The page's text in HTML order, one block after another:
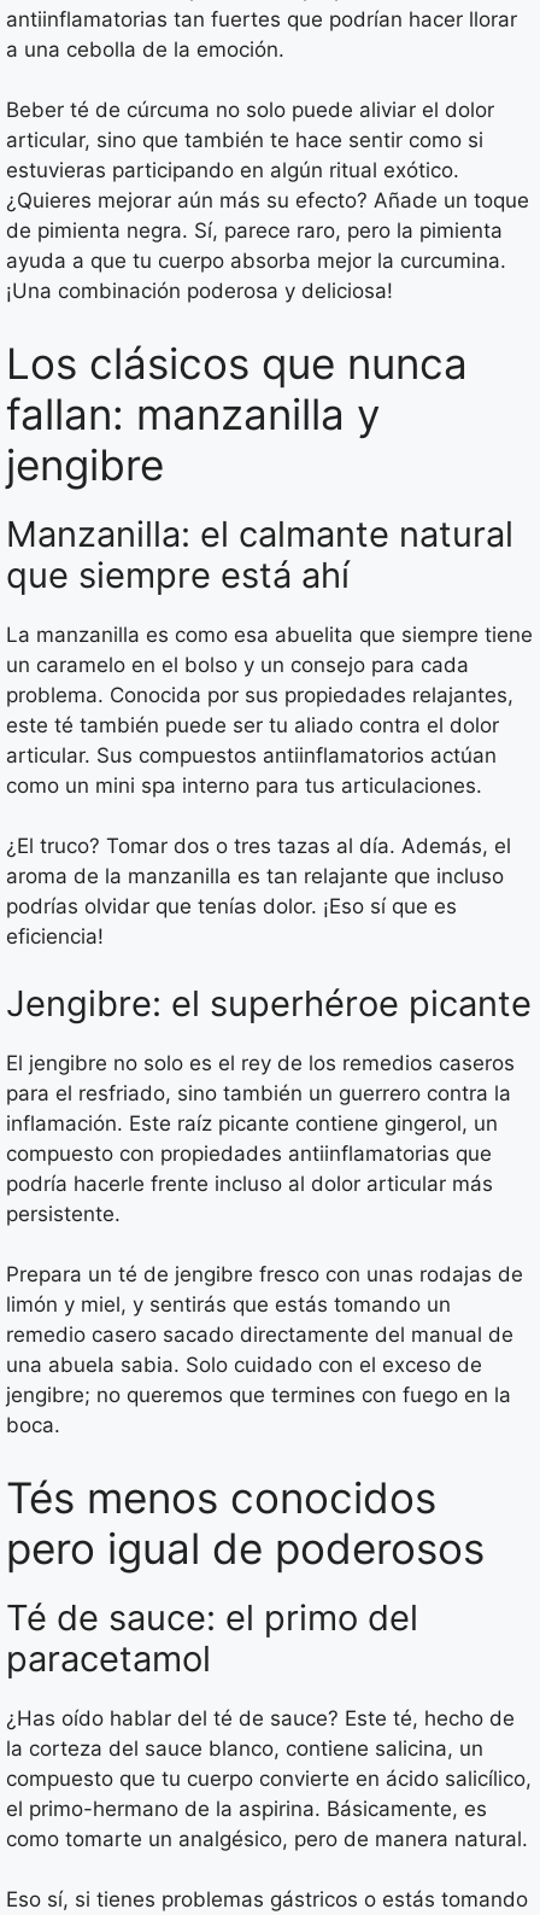
antiinflamatorias tan fuertes que podrían hacer llorar
a una cebolla de la emoción.
Beber té de cúrcuma no solo puede aliviar el dolor
articular, sino que también te hace sentir como si
estuvieras participando en algún ritual exótico.
¿Quieres mejorar aún más su efecto? Añade un toque
de pimienta negra. Sí, parece raro, pero la pimienta
ayuda a que tu cuerpo absorba mejor la curcumina.
¡Una combinación poderosa y deliciosa!
Los clásicos que nunca
fallan: manzanilla y
jengibre
Manzanilla: el calmante natural
que siempre está ahí
La manzanilla es como esa abuelita que siempre tiene
un caramelo en el bolso y un consejo para cada
problema. Conocida por sus propiedades relajantes,
este té también puede ser tu aliado contra el dolor
articular. Sus compuestos antiinflamatorios actúan
como un mini spa interno para tus articulaciones.
¿El truco? Tomar dos o tres tazas al día. Además, el
aroma de la manzanilla es tan relajante que incluso
podrías olvidar que tenías dolor. ¡Eso sí que es
eficiencia!
Jengibre: el superhéroe picante
El jengibre no solo es el rey de los remedios caseros
para el resfriado, sino también un guerrero contra la
inflamación. Este raíz picante contiene gingerol, un
compuesto con propiedades antiinflamatorias que
podría hacerle frente incluso al dolor articular más
persistente.
Prepara un té de jengibre fresco con unas rodajas de
limón y miel, y sentirás que estás tomando un
remedio casero sacado directamente del manual de
una abuela sabia. Solo cuidado con el exceso de
jengibre; no queremos que termines con fuego en la
boca.
Tés menos conocidos
pero igual de poderosos
Té de sauce: el primo del
paracetamol
¿Has oído hablar del té de sauce? Este té, hecho de
la corteza del sauce blanco, contiene salicina, un
compuesto que tu cuerpo convierte en ácido salicílico,
el primo-hermano de la aspirina. Básicamente, es
como tomarte un analgésico, pero de manera natural.
Eso sí, si tienes problemas gástricos o estás tomando